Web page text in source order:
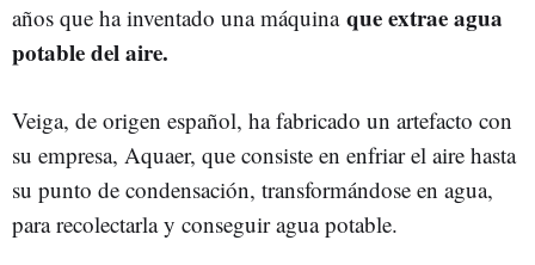
años que ha inventado una máquina que extrae agua
potable del aire.
Veiga, de origen español, ha fabricado un artefacto con
su empresa, Aquaer, que consiste en enfriar el aire hasta
su punto de condensación, transformándose en agua,
para recolectarla y conseguir agua potable.